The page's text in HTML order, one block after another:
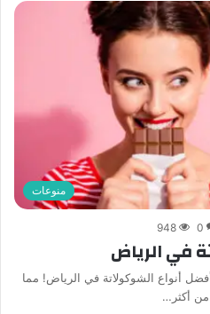
منوعات
0
948
في الرياض
أنواع الشوكولاتة في الرياض! مما
أكثر…